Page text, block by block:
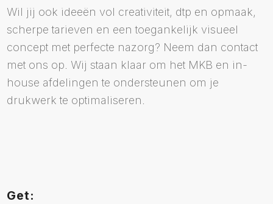
Wil jij ook ideeën vol creativiteit, dtp en opmaak,
scherpe tarieven en een toegankelijk visueel
concept met perfecte nazorg? Neem dan contact
met ons op. Wij staan klaar om het MKB en in-
house afdelingen te ondersteunen om je
drukwerk te optimaliseren.
Get: